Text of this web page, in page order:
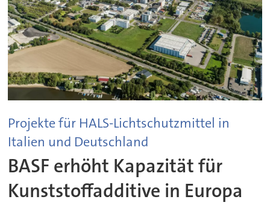
Projekte für HALS-Lichtschutzmittel in
Italien und Deutschland
BASF erhöht Kapazität für
Kunststoffadditive in Europa